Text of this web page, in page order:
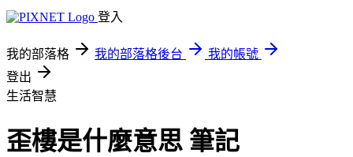
登入
我的部落格 我的部落格後台
我的帳號
登出
生活智慧
歪樓是什麼意思 筆記